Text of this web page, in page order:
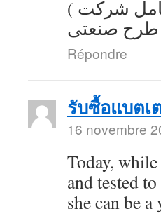
طرح صنعتی
Répondre
รับซื้อแบตเ
16 novembre
Today,
and tested
she can be